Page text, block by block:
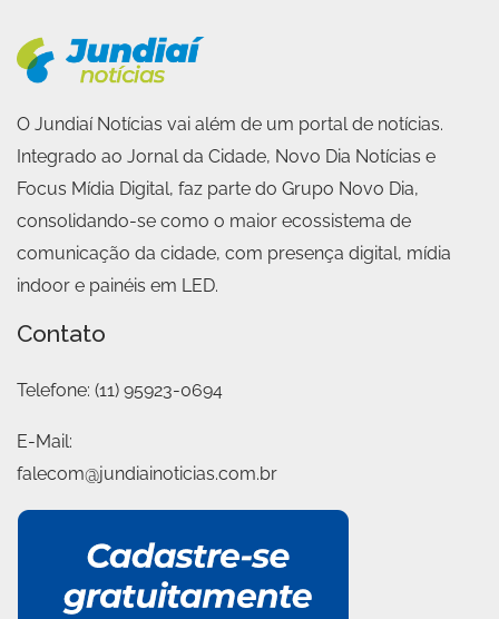
O Jundiaí Notícias vai além de um portal de notícias.
Integrado ao Jornal da Cidade, Novo Dia Notícias e
Focus Mídia Digital, faz parte do Grupo Novo Dia,
consolidando-se como o maior ecossistema de
comunicação da cidade, com presença digital, mídia
indoor e painéis em LED.
Contato
Telefone: (11) 95923-0694
E-Mail:
falecom@jundiainoticias.com.br